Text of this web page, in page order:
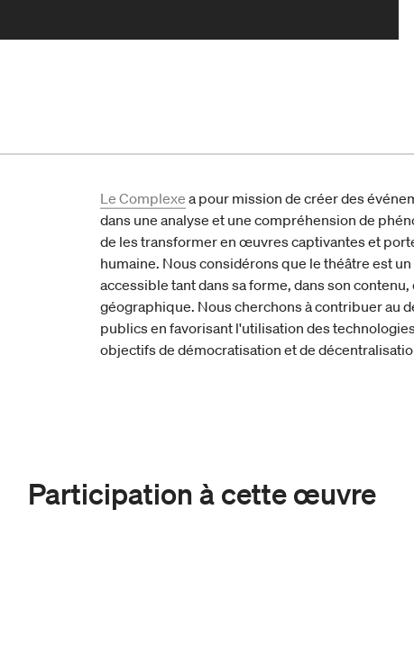
Le Complexe a pour mission de créer des
dans une analyse et une compréhension de
de les transformer en œuvres captivantes et
humaine. Nous considérons que le théâtre est un
accessible tant dans sa forme, dans son contenu,
géographique. Nous cherchons à contribuer au
publics en favorisant l'utilisation des
objectifs de démocratisation et de
Participation à cette œuvre